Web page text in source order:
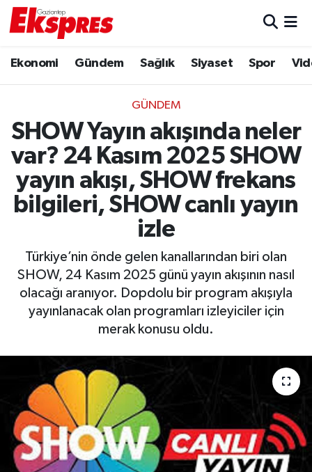
Ekonomi Gündem Sağlık Siyaset Spor
GÜNDEM
SHOW Yayın akışında neler
var? 24 Kasım 2025 SHOW
yayın akışı, SHOW frekans
bilgileri, SHOW canlı yayın
izle
Türkiye’nin önde gelen kanallarından biri olan
SHOW, 24 Kasım 2025 günü yayın akışının nasıl
olacağı aranıyor. Dopdolu bir program akışıyla
yayınlanacak olan programları izleyiciler için
merak konusu oldu.
Ekonomi
Gaziantep son dakika
Genel
Gündem
Kültür Sanat
Magazin
Piyasa
Resmi İlanlar
Sağlık
Trafik Durumu
Puan Durumu ve Fikstür
Tüm Manşetler
Son Dakika Haberleri